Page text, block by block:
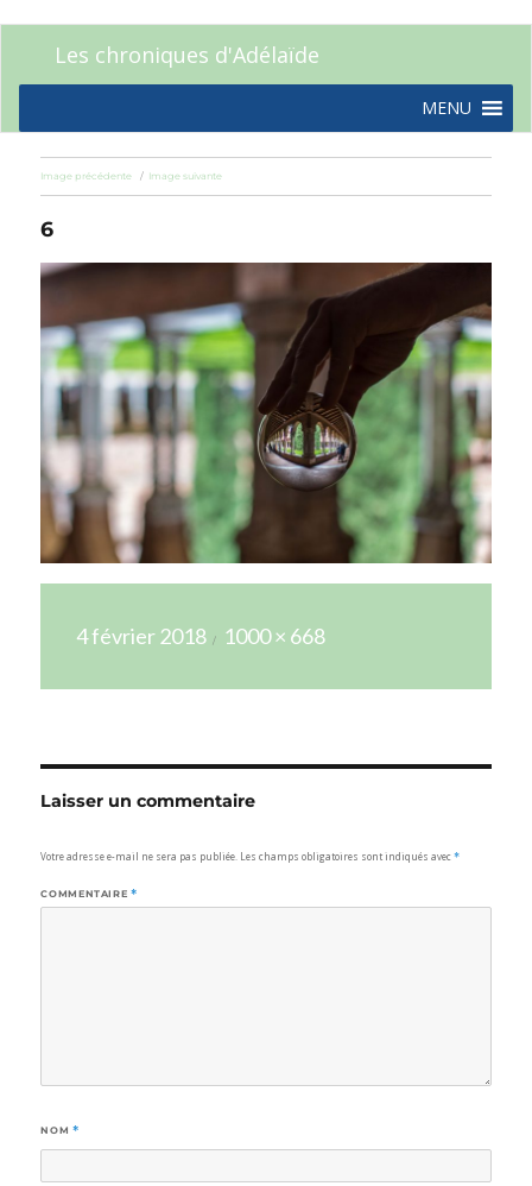
Les chroniques d'Adélaïde
MENU
Image précédente Image suivante
6
le
4 février 2018
réelle
1000 × 668
Laisser un commentaire
Votre adresse e-mail ne sera pas publiée. Les champs obligatoires sont indiqués avec*
COMMENTAIRE *
NOM *